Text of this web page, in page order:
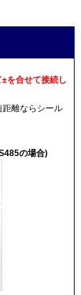
を合せて接続し
離ならシール
の場合)